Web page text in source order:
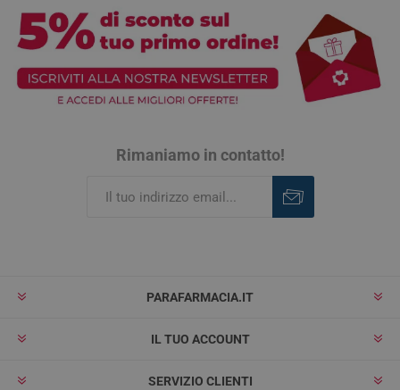
Rimaniamo in contatto!
PARAFARMACIA.IT
IL TUO ACCOUNT
SERVIZIO CLIENTI